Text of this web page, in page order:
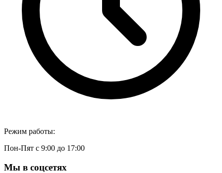
Режим работы:
Пон-Пят с 9:00 до 17:00
Мы в соцсетях